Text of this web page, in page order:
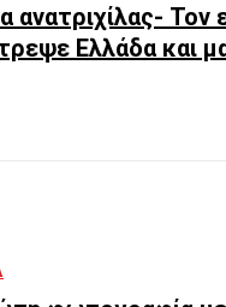
ανατριχίλας-
Ελλάδα και